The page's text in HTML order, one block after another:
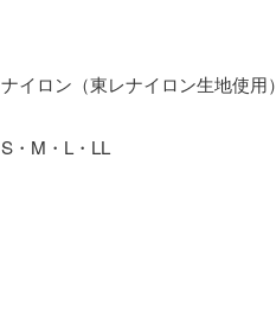
ナイロン（東レナイロン生地使用）
S・M・L・LL